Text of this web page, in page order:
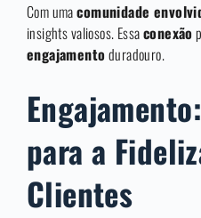
Com umacomunidade
insights valiosos. Essaconexão
engajamentoduradouro.
para a
Clientes